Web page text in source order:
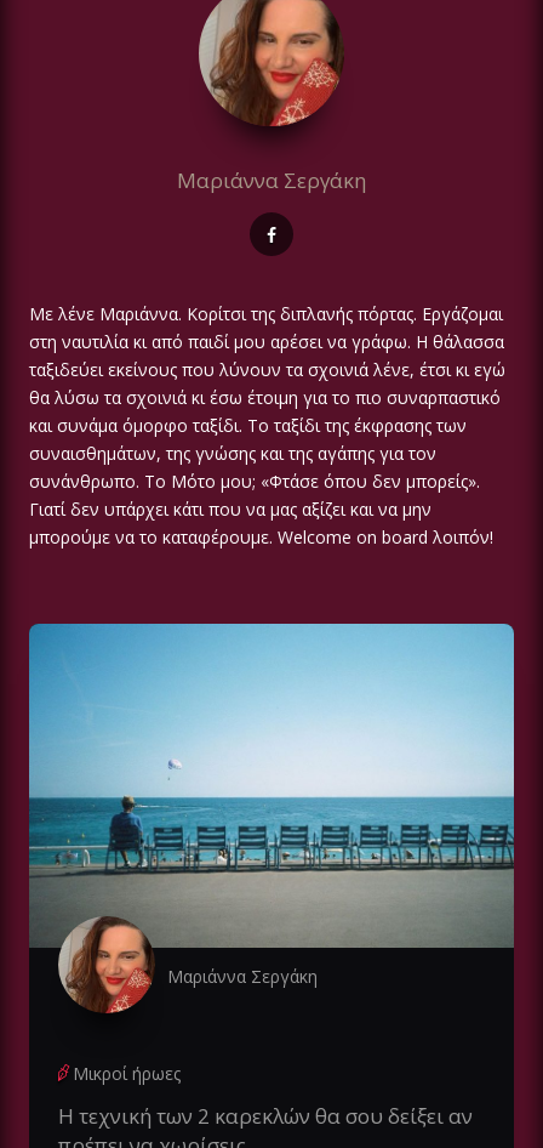
Μαριάννα Σεργάκη
Με λένε Μαριάννα. Κορίτσι της διπλανής πόρτας. Εργάζομαι
στη ναυτιλία κι από παιδί μου αρέσει να γράφω. Η θάλασσα
ταξιδεύει εκείνους που λύνουν τα σχοινιά λένε, έτσι κι εγώ
θα λύσω τα σχοινιά κι έσω έτοιμη για το πιο συναρπαστικό
και συνάμα όμορφο ταξίδι. Το ταξίδι της έκφρασης των
συναισθημάτων, της γνώσης και της αγάπης για τον
συνάνθρωπο. Το Μότο μου; «Φτάσε όπου δεν μπορείς».
Γιατί δεν υπάρχει κάτι που να μας αξίζει και να μην
μπορούμε να το καταφέρουμε. Welcome on board λοιπόν!
Μαριάννα Σεργάκη
Μικροί ήρωες
Η τεχνική των 2 καρεκλών θα σου δείξει αν